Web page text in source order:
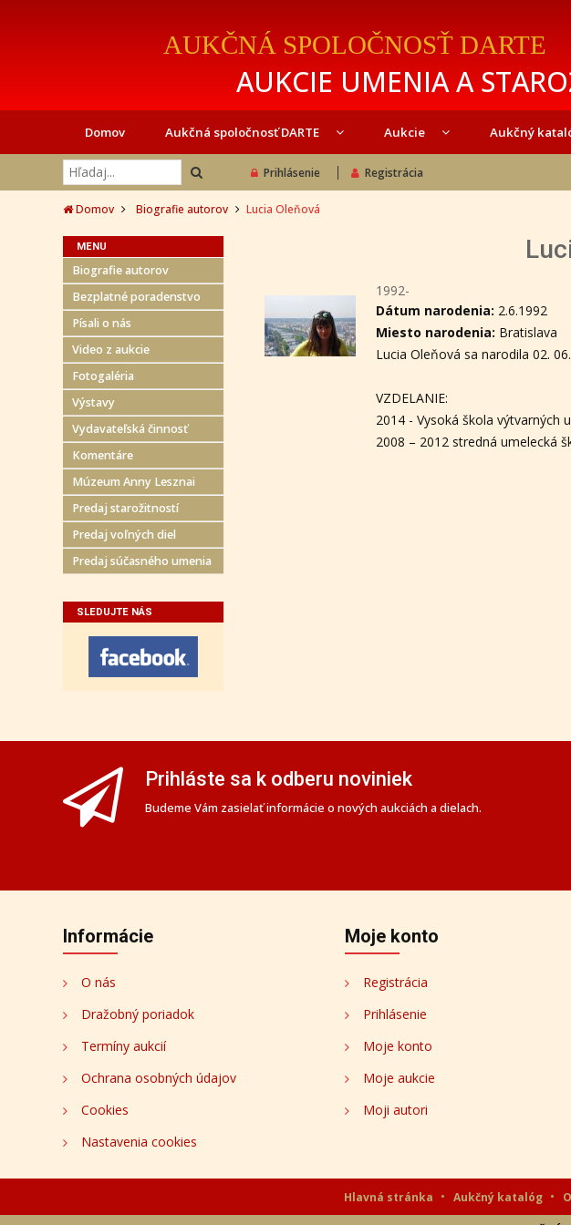
AUKČNÁ SPOLOČNOSŤ DARTE
AUKCIE UMENIA A
Domov Aukčná spoločnosť DARTE Aukcie Aukčný
Prihlásenie Registrácia
Domov Biografie autorov Lucia Oleňová
MENU
Biografie autorov
Bezplatné poradenstvo
Písali o nás
Video z aukcie
Fotogaléria
Výstavy
Vydavateľská činnosť
Komentáre
Múzeum Anny Lesznai
Predaj starožitností
Predaj voľných diel
Predaj súčasného umenia
SLEDUJTE NÁS
1992-
Dátum narodenia: 2.6.1992
Miesto narodenia: Bratislava
Lucia Oleňová sa narodila 02.
VZDELANIE:
2014 - Vysoká škola výtvarných
2008 – 2012 stredná umelecká
Prihláste sa k odberu noviniek
Budeme Vám zasielať informácie o nových aukciách a dielach.